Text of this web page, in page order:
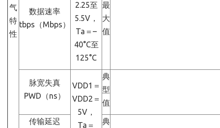
气
特
性
数据速率
tbps（Mbps）
2.25至
5.5V，
Ta＝–
40°C至
125°C
最
大
值
脉宽失真
PWD（ns）
VDD1＝
VDD2＝
5V，
Ta＝
典
型
值
传输延迟
典